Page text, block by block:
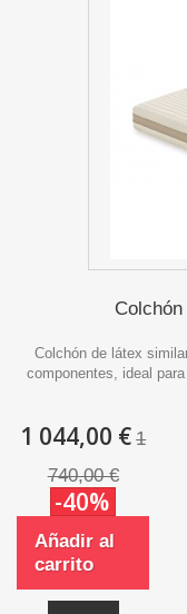
Colchón de látex
componentes, ideal
1 044,00 € 1
740,00 €
-40%
Añadir al
carrito